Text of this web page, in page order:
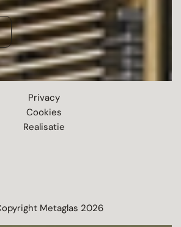
Metaglas 2026
Privacy
Cookies
Realisatie